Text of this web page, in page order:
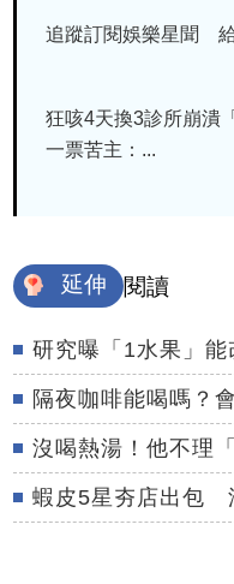
追蹤訂閱娛樂星聞
狂咳4天換3診所崩潰
一票苦主：...
延伸 閱讀
研究曝「1水果」
隔夜咖啡能喝嗎？
沒喝熱湯！他不理
蝦皮5星夯店出包